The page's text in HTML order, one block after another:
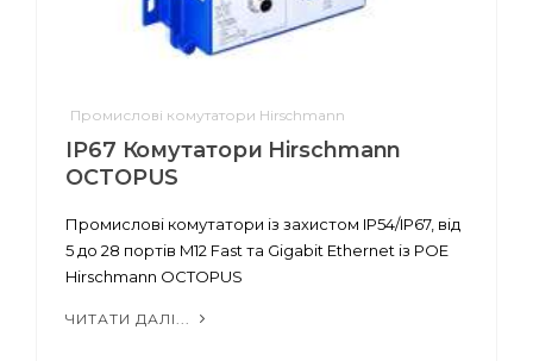
Промислові комутатори Hirschmann
IP67 Комутатори Hirschmann
OCTOPUS
Промислові комутатори із захистом IP54/IP67, від
5 до 28 портів M12 Fast та Gigabit Ethernet із POE
Hirschmann OCTOPUS
ЧИТАТИ ДАЛІ...